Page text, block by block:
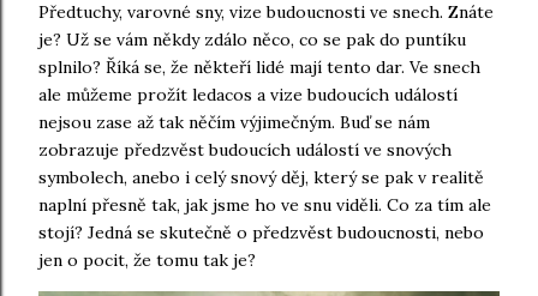
Předtuchy, varovné sny, vize budoucnosti ve snech. Znáte
je? Už se vám někdy zdálo něco, co se pak do puntíku
splnilo? Říká se, že někteří lidé mají tento dar. Ve snech
ale můžeme prožít ledacos a vize budoucích událostí
nejsou zase až tak něčím výjimečným. Buď se nám
zobrazuje předzvěst budoucích událostí ve snových
symbolech, anebo i celý snový děj, který se pak v realitě
naplní přesně tak, jak jsme ho ve snu viděli. Co za tím ale
stojí? Jedná se skutečně o předzvěst budoucnosti, nebo
jen o pocit, že tomu tak je?